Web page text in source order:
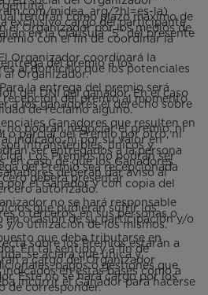
midea_arg/?hl=es-la)
tendrán como plazo máximo de
exclusivo cargo del participante
el Organizador por los medios de
en la Cláusula “5” del presente
con el fin de coordinar la
Organizador coordinará la
del premio a los
al domicilio que los potenciales
al Organizador.
la entrega del premio será
del DNI del ganador. En el caso
del premio al momento
a los ganadores el derecho sobre
de reclamo alguno.
Ganadores que resulten en
no podrán negociar el premio, ni
o parcial del Premio por otro, ni
indicado, ni por su valor en
intransferibles, únicos y
ser entregados a la persona
Los Premios no podrán ser
en caso de que los Ganadores
del Premio sea recepcionada
deberán dar aviso al
deberá presentar
por el Ganador y con copia del
autorizado.
no se hará responsable
que pudieran sufrir los
o terceros, en sus personas o
en ocasión de su participación y/o
y/o utilización de los mismos.
que deba tributarse en
sobre los Premios estarán a
En tal sentido y a fin de
se aclara que única y
a cargo del Organizador
pagos o gestiones que
en estas bases como a
Éste no se hará cargo por los
incurrir el Ganador para hacerse
de corresponder.